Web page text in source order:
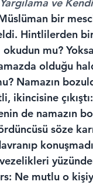
bir
Hintlilerden
okudun mu?
olduğu
Namazın
ikincisine
de namazın
söze
Ne mutlu o